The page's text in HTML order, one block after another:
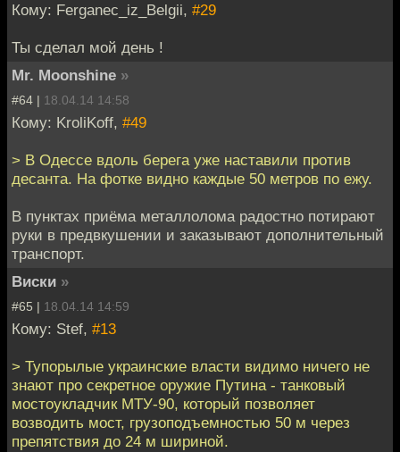
Кому: Ferganec_iz_Belgii, #29
Ты сделал мой день !
Mr. Moonshine »
#64 | 18.04.14 14:58
Кому: KroliKoff, #49
> В Одессе вдоль берега уже наставили против
десанта. На фотке видно каждые 50 метров по ежу.
В пунктах приёма металлолома радостно потирают
руки в предвкушении и заказывают дополнительный
транспорт.
Виски »
#65 | 18.04.14 14:59
Кому: Stef, #13
> Тупорылые украинские власти видимо ничего не
знают про секретное оружие Путина - танковый
мостоукладчик МТУ-90, который позволяет
возводить мост, грузоподъемностью 50 м через
препятствия до 24 м шириной.